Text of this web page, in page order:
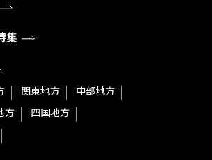
集
関東地方
中部地方
方
四国地方